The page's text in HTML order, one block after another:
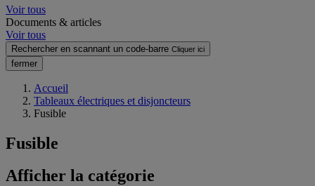
Voir tous
Documents & articles
Voir tous
Rechercher en scannant un code-barre Cliquer ici
fermer
Accueil
Tableaux électriques et disjoncteurs
Fusible
Fusible
Afficher la catégorie